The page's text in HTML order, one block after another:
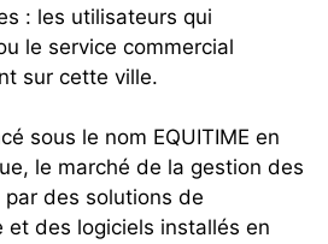
: les utilisateurs qui
le service commercial
sur cette ville.
sous le nom EQUITIME en
le marché de la gestion des
des solutions de
et des logiciels installés en